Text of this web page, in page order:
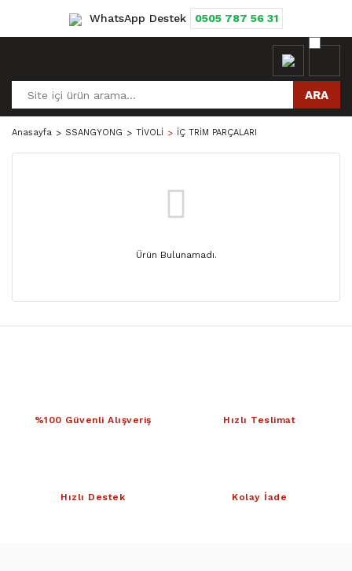
WhatsApp Destek 0505 787 56 31
ARA
Anasayfa SSANGYONG TİVOLİ İÇ TRİM PARÇALARI
Ürün Bulunamadı.
%100 Güvenli Alışveriş Hızlı Teslimat
Hızlı Destek Kolay İade